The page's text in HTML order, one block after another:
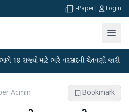
E-Paper Login
માટે ભારે વરસાદની ચેતવણી જારી કરી ●
Admin Bookmark